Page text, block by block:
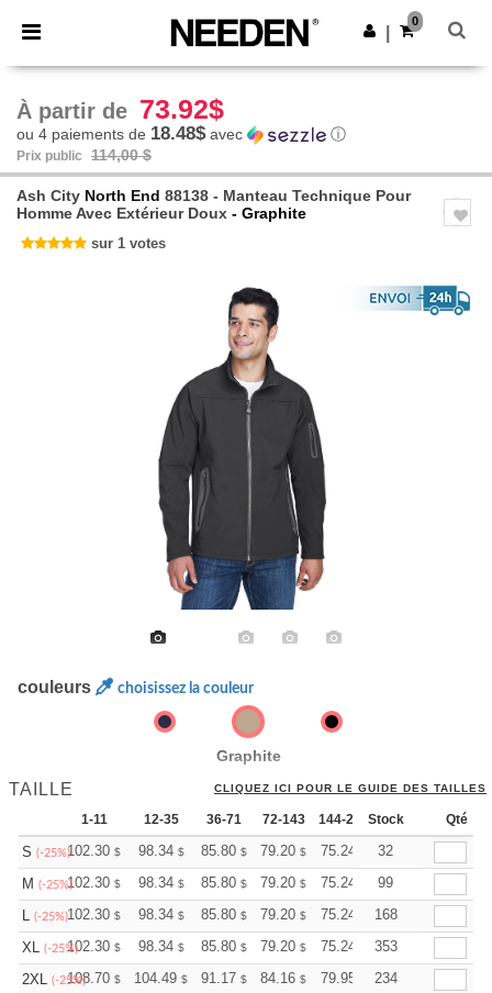
× Appli Needen
Meilleurs prix sur l’app !
Obtenir l'appli
0
À partir de 73.92$
ou 4 paiements de 18.48$avec ⓘ
Prix public 114,00 $
Ash City North End 88138 - Manteau Technique Pour
Homme Avec Extérieur Doux - Graphite
sur 1 votes
couleurs choisissez la couleur
Graphite
TAILLE CLIQUEZ ICI POUR LE GUIDE DES TAILLES
1-11 12-35 36-71 72-143 144-287 288 + Plus
Stock Qté
S (-25%)102.30 $ 98.34 $ 85.80 $ 79.20 $ 75.24 73.92
32
M (-25%)102.30 $ 98.34 $ 85.80 $ 79.20 $ 75.24 73.92
99
L (-25%)102.30 $ 98.34 $ 85.80 $ 79.20 $ 75.24 73.92
168
XL (-25%)102.30 $ 98.34 $ 85.80 $ 79.20 $ 75.24 73.92
353
2XL (-25%)108.70 $ 104.49 $ 91.17 $ 84.16 $ 79.95 78.55
234